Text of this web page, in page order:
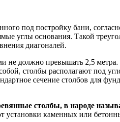
под постройку бани,
углы основания. Такой
диагоналей.
не должно превышать 2,5
столбы располагают под
сечение столбов для
столбы, в народе
установки каменных или